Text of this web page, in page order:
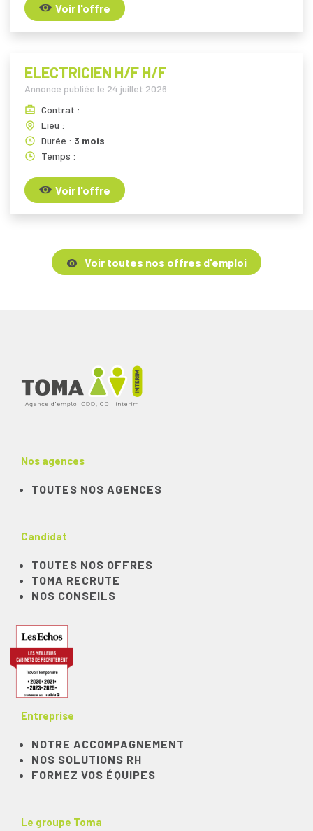
Voir l'offre
ELECTRICIEN H/F H/F
Annonce publiée le 24 juillet 2026
Contrat :
Lieu :
Durée : 3 mois
Temps :
Voir l'offre
Voir toutes nos offres d'emploi
Nos agences
TOUTES NOS AGENCES
Candidat
TOUTES NOS OFFRES
TOMA RECRUTE
NOS CONSEILS
Entreprise
NOTRE ACCOMPAGNEMENT
NOS SOLUTIONS RH
FORMEZ VOS ÉQUIPES
Le groupe Toma